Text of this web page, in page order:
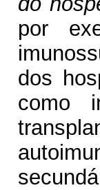
por
dos
como